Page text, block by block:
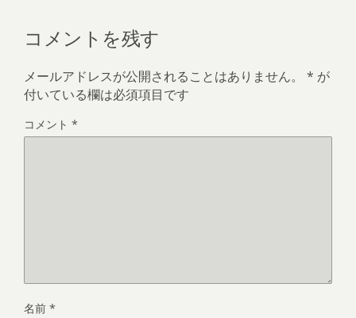
コメントを残す
メールアドレスが公開されることはありません。 * が
付いている欄は必須項目です
コメント *
名前 *